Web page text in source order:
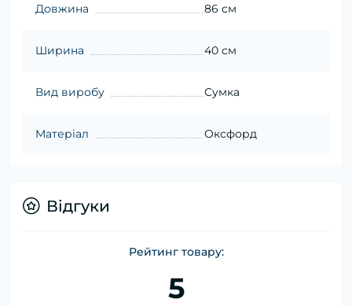
Довжина 86 см
Ширина 40 см
Вид виробу Сумка
Матеріал Оксфорд
Відгуки
Рейтинг товару:
5